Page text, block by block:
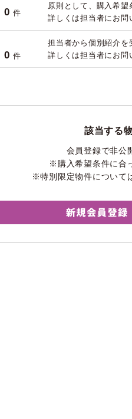
0 件
原則として、購入希望
詳しくは担当者にお問
0 件
担当者から個別紹介を
詳しくは担当者にお問
該当する
会員登録で非公
※購入希望条件に合
※特別限定物件について